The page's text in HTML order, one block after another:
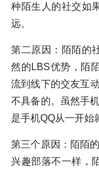
种陌生人的社交如
远。
第二原因：陌陌的
然的LBS优势，陌
流到线下的交友互
不具备的。虽然手
是手机QQ从一开始
第三个原因：陌陌
兴趣部落不一样，